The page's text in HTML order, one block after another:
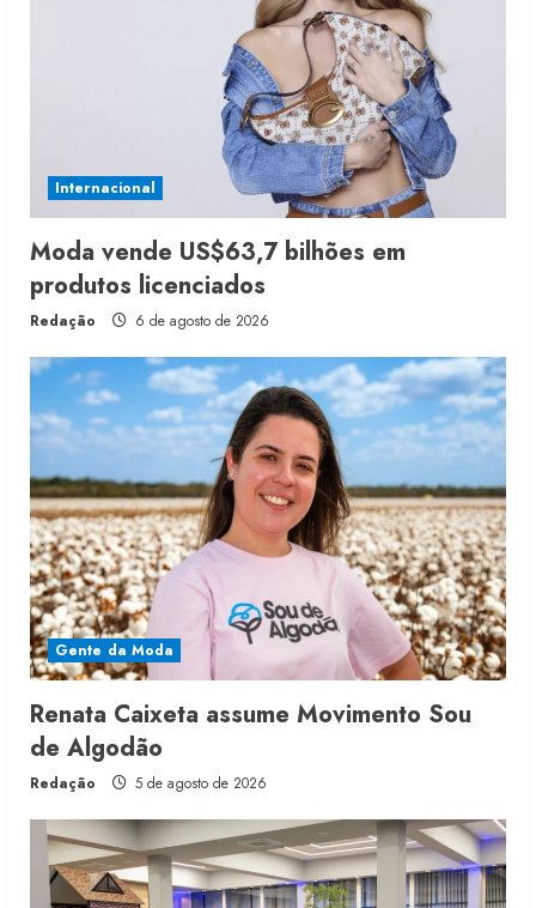
Internacional
Moda vende US$63,7 bilhões em
produtos licenciados
Redação 6 de agosto de 2026
Gente da Moda
Renata Caixeta assume Movimento Sou
de Algodão
Redação 5 de agosto de 2026